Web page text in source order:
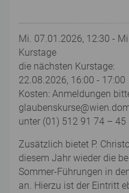
Mi. 07.01.2026, 12:30 -
Kurstage
die nächsten Kurstage:
22.08.2026, 16:00 - 17:00
Kosten: Anmeldungen
unter (01) 512 91 74 –
Zusätzlich bietet P.
diesem Jahr wieder die
Sommer-Führungen in
an. Hierzu ist der Eintritt